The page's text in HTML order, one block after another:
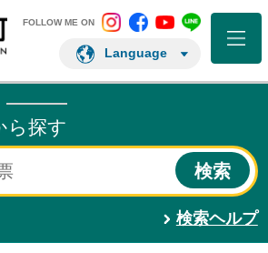
矢吹町ホームページ
FOLLOW ME ON 矢吹町 Instagram
矢吹町矢吹町矢吹町
Language
ら探す
検索ヘルプ